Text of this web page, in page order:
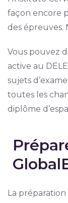
façon encore
des épreuves.
Vous pouvez
active au
sujets
toutes les
diplôme
La